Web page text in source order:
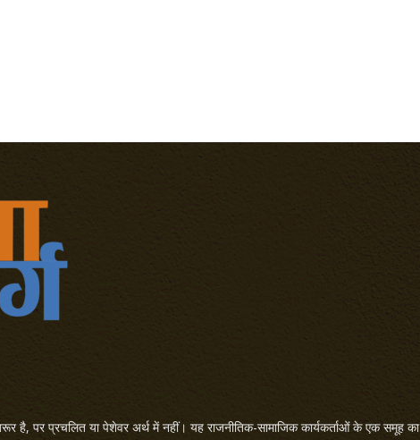
है, पर प्रचलित या पेशेवर अर्थ में नहीं। यह राजनीतिक-सामाजिक कार्यकर्ताओं के एक समूह का